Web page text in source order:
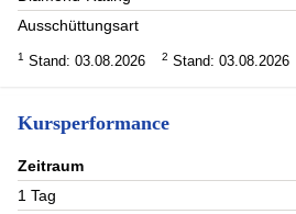
Ausschüttungsart
1 Stand: 03.08.2026 2 Stand: 03.08.2026
Kursperformance
Zeitraum
1 Tag